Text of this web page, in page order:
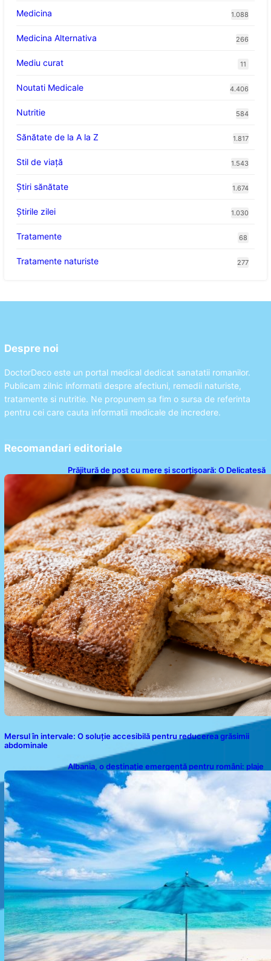
Medicina 1.088
Medicina Alternativa 266
Mediu curat 11
Noutati Medicale 4.406
Nutritie 584
Sănătate de la A la Z 1.817
Stil de viaţă 1.543
Ştiri sănătate 1.674
Știrile zilei 1.030
Tratamente 68
Tratamente naturiste 277
Despre noi
DoctorDeco este un portal medical dedicat sanatatii romanilor.
Publicam zilnic informatii despre afectiuni, remedii naturiste,
tratamente si nutritie. Ne propunem sa fim o sursa de referinta
pentru cei care cauta informatii medicale de incredere.
Recomandari editoriale
Prăjitură de post cu mere și scorțișoară: O Delicatesă
Dulce pentru Postul Adormirii Maicii Domnului
Mersul în intervale: O soluție accesibilă pentru reducerea grăsimii
abdominale
Albania, o destinație emergentă pentru români: plaje
spectaculoase, ape turcoaz și prețuri accesibile